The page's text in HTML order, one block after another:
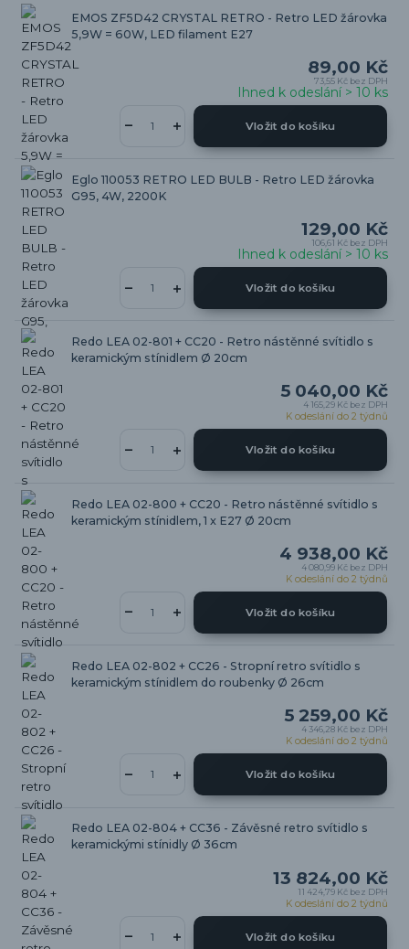
EMOS ZF5D42 CRYSTAL RETRO - Retro LED žárovka
5,9W = 60W, LED filament E27
89,00 Kč
73,55 Kč bez DPH
Ihned k odeslání > 10 ks
Vložit do košíku
Eglo 110053 RETRO LED BULB - Retro LED žárovka
G95, 4W, 2200K
129,00 Kč
106,61 Kč bez DPH
Ihned k odeslání > 10 ks
Vložit do košíku
Redo LEA 02-801 + CC20 - Retro nástěnné svítidlo s
keramickým stínidlem Ø 20cm
5 040,00 Kč
4 165,29 Kč bez DPH
K odeslání do 2 týdnů
Vložit do košíku
Redo LEA 02-800 + CC20 - Retro nástěnné svítidlo s
keramickým stínidlem, 1 x E27 Ø 20cm
4 938,00 Kč
4 080,99 Kč bez DPH
K odeslání do 2 týdnů
Vložit do košíku
Redo LEA 02-802 + CC26 - Stropní retro svítidlo s
keramickým stínidlem do roubenky Ø 26cm
5 259,00 Kč
4 346,28 Kč bez DPH
K odeslání do 2 týdnů
Vložit do košíku
Redo LEA 02-804 + CC36 - Závěsné retro svítidlo s
keramickými stínidly Ø 36cm
13 824,00 Kč
11 424,79 Kč bez DPH
K odeslání do 2 týdnů
Vložit do košíku